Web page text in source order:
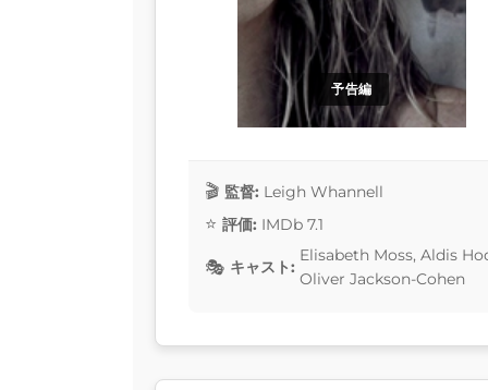
予告編
監督: Leigh Whannell
評価: IMDb 7.1
キャスト:
Elisabeth Moss, Aldis
Oliver Jackson-Cohen